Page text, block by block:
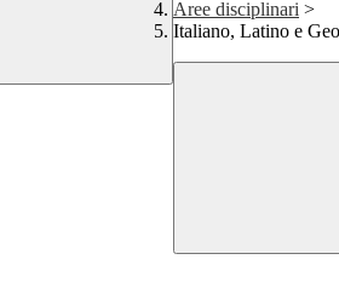
Aree disciplinari >
Italiano, Latino e